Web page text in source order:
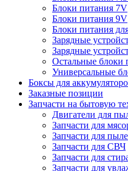
Блоки питания 7V
Блоки питания 9V
Блоки питания
Зарядные
Зарядные
Остальные блоки
Универсальные
Боксы для
Заказные позиции
Запчасти на бытовую
Двигатели для
Запчасти для
Запчасти для
Запчасти для СВЧ
Запчасти для
Запчасти для